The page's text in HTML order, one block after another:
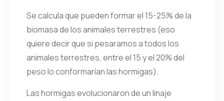
Se calcula que pueden formar el 15-25% de la
biomasa de los animales terrestres (eso
quiere decir que si pesaramos a todos los
animales terrestres, entre el 15 y el 20% del
peso lo conformarían las hormigas).
Las hormigas evolucionaron de un linaje